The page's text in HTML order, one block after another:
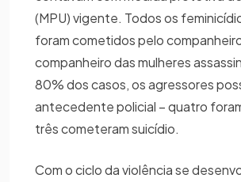
(MPU) vigente. Todos os
foram cometidos pelo
companheiro das mulheres
80% dos casos, os agressores
antecedente policial – quatro
três cometeram suicídio.
Com o ciclo da violência se